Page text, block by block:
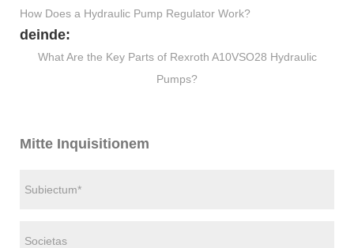
How Does a Hydraulic Pump Regulator Work?
deinde:
What Are the Key Parts of Rexroth A10VSO28 Hydraulic
Pumps?
Mitte Inquisitionem